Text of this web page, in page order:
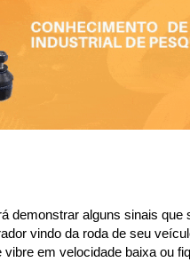
demonstrar alguns sinais
vindo da roda de seu
em velocidade baixa ou